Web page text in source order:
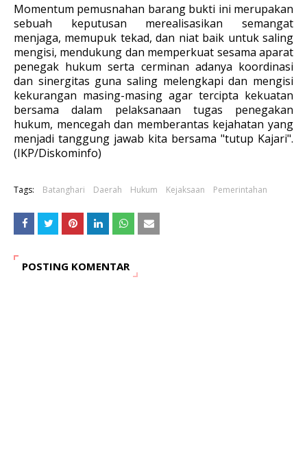
Momentum pemusnahan barang bukti ini merupakan
sebuah keputusan merealisasikan semangat
menjaga, memupuk tekad, dan niat baik untuk saling
mengisi, mendukung dan memperkuat sesama aparat
penegak hukum serta cerminan adanya koordinasi
dan sinergitas guna saling melengkapi dan mengisi
kekurangan masing-masing agar tercipta kekuatan
bersama dalam pelaksanaan tugas penegakan
hukum, mencegah dan memberantas kejahatan yang
menjadi tanggung jawab kita bersama "tutup Kajari".
(IKP/Diskominfo)
Tags: Batanghari Daerah Hukum Kejaksaan Pemerintahan
POSTING KOMENTAR